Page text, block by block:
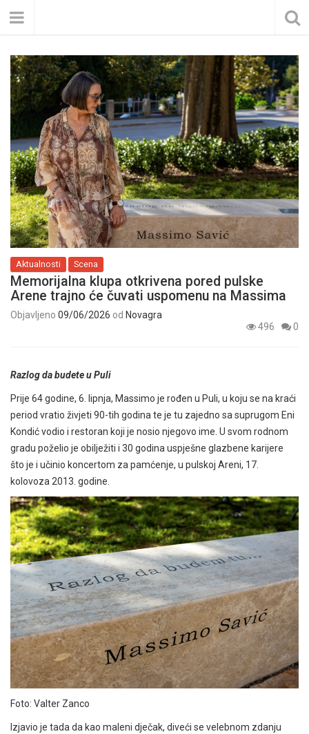
Aktualnosti Scena
Memorijalna klupa otkrivena pored pulske
Arene trajno će čuvati uspomenu na Massima
Objavljeno 09/06/2026 od Novagra
496
0
Razlog da budete u Puli
Prije 64 godine, 6. lipnja, Massimo je rođen u Puli, u koju se na kraći
period vratio živjeti 90-tih godina te je tu zajedno sa suprugom Eni
Kondić vodio i restoran koji je nosio njegovo ime. U svom rodnom
gradu poželio je obilježiti i 30 godina uspješne glazbene karijere
što je i učinio koncertom za pamćenje, u pulskoj Areni, 17.
kolovoza 2013. godine.
Foto: Valter Zanco
Izjavio je tada da kao maleni dječak, diveći se velebnom zdanju